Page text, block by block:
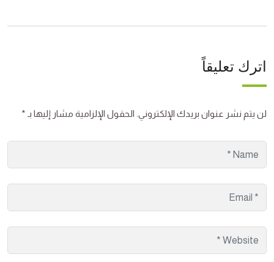
اترك تعليقاً
لن يتم نشر عنوان بريدك الإلكتروني. الحقول الإلزامية مشار إليها بـ *